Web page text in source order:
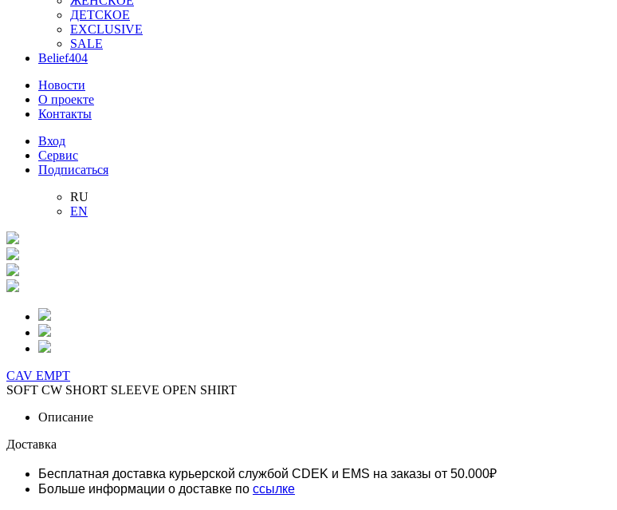
ДЕТСКОЕ
EXCLUSIVE
SALE
Belief404
Новости
О проекте
Контакты
Вход
Сервис
Подписаться
RU
EN
CAV EMPT
SOFT CW SHORT SLEEVE OPEN SHIRT
Описание
Доставка
Бесплатная доставка курьерской службой CDEK и EMS на заказы от 50.000₽
Больше информации о доставке по ссылке